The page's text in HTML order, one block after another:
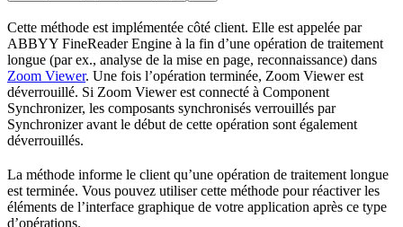
Cette méthode est implémentée côté client. Elle est appelée par
ABBYY FineReader Engine à la fin d’une opération de traitement
longue (par ex., analyse de la mise en page, reconnaissance) dans
Zoom Viewer. Une fois l’opération terminée, Zoom Viewer est
déverrouillé. Si Zoom Viewer est connecté à Component
Synchronizer, les composants synchronisés verrouillés par
Synchronizer avant le début de cette opération sont également
déverrouillés.
La méthode informe le client qu’une opération de traitement longue
est terminée. Vous pouvez utiliser cette méthode pour réactiver les
éléments de l’interface graphique de votre application après ce type
d’opérations.